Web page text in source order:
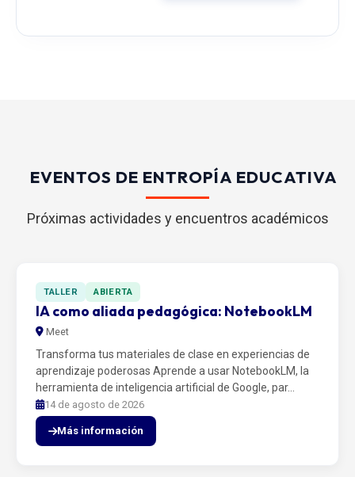
EVENTOS DE ENTROPÍA EDUCATIVA
Próximas actividades y encuentros académicos
TALLER ABIERTA
IA como aliada pedagógica: NotebookLM
Meet
Transforma tus materiales de clase en experiencias de
aprendizaje poderosas Aprende a usar NotebookLM, la
herramienta de inteligencia artificial de Google, par…
14 de agosto de 2026
Más información